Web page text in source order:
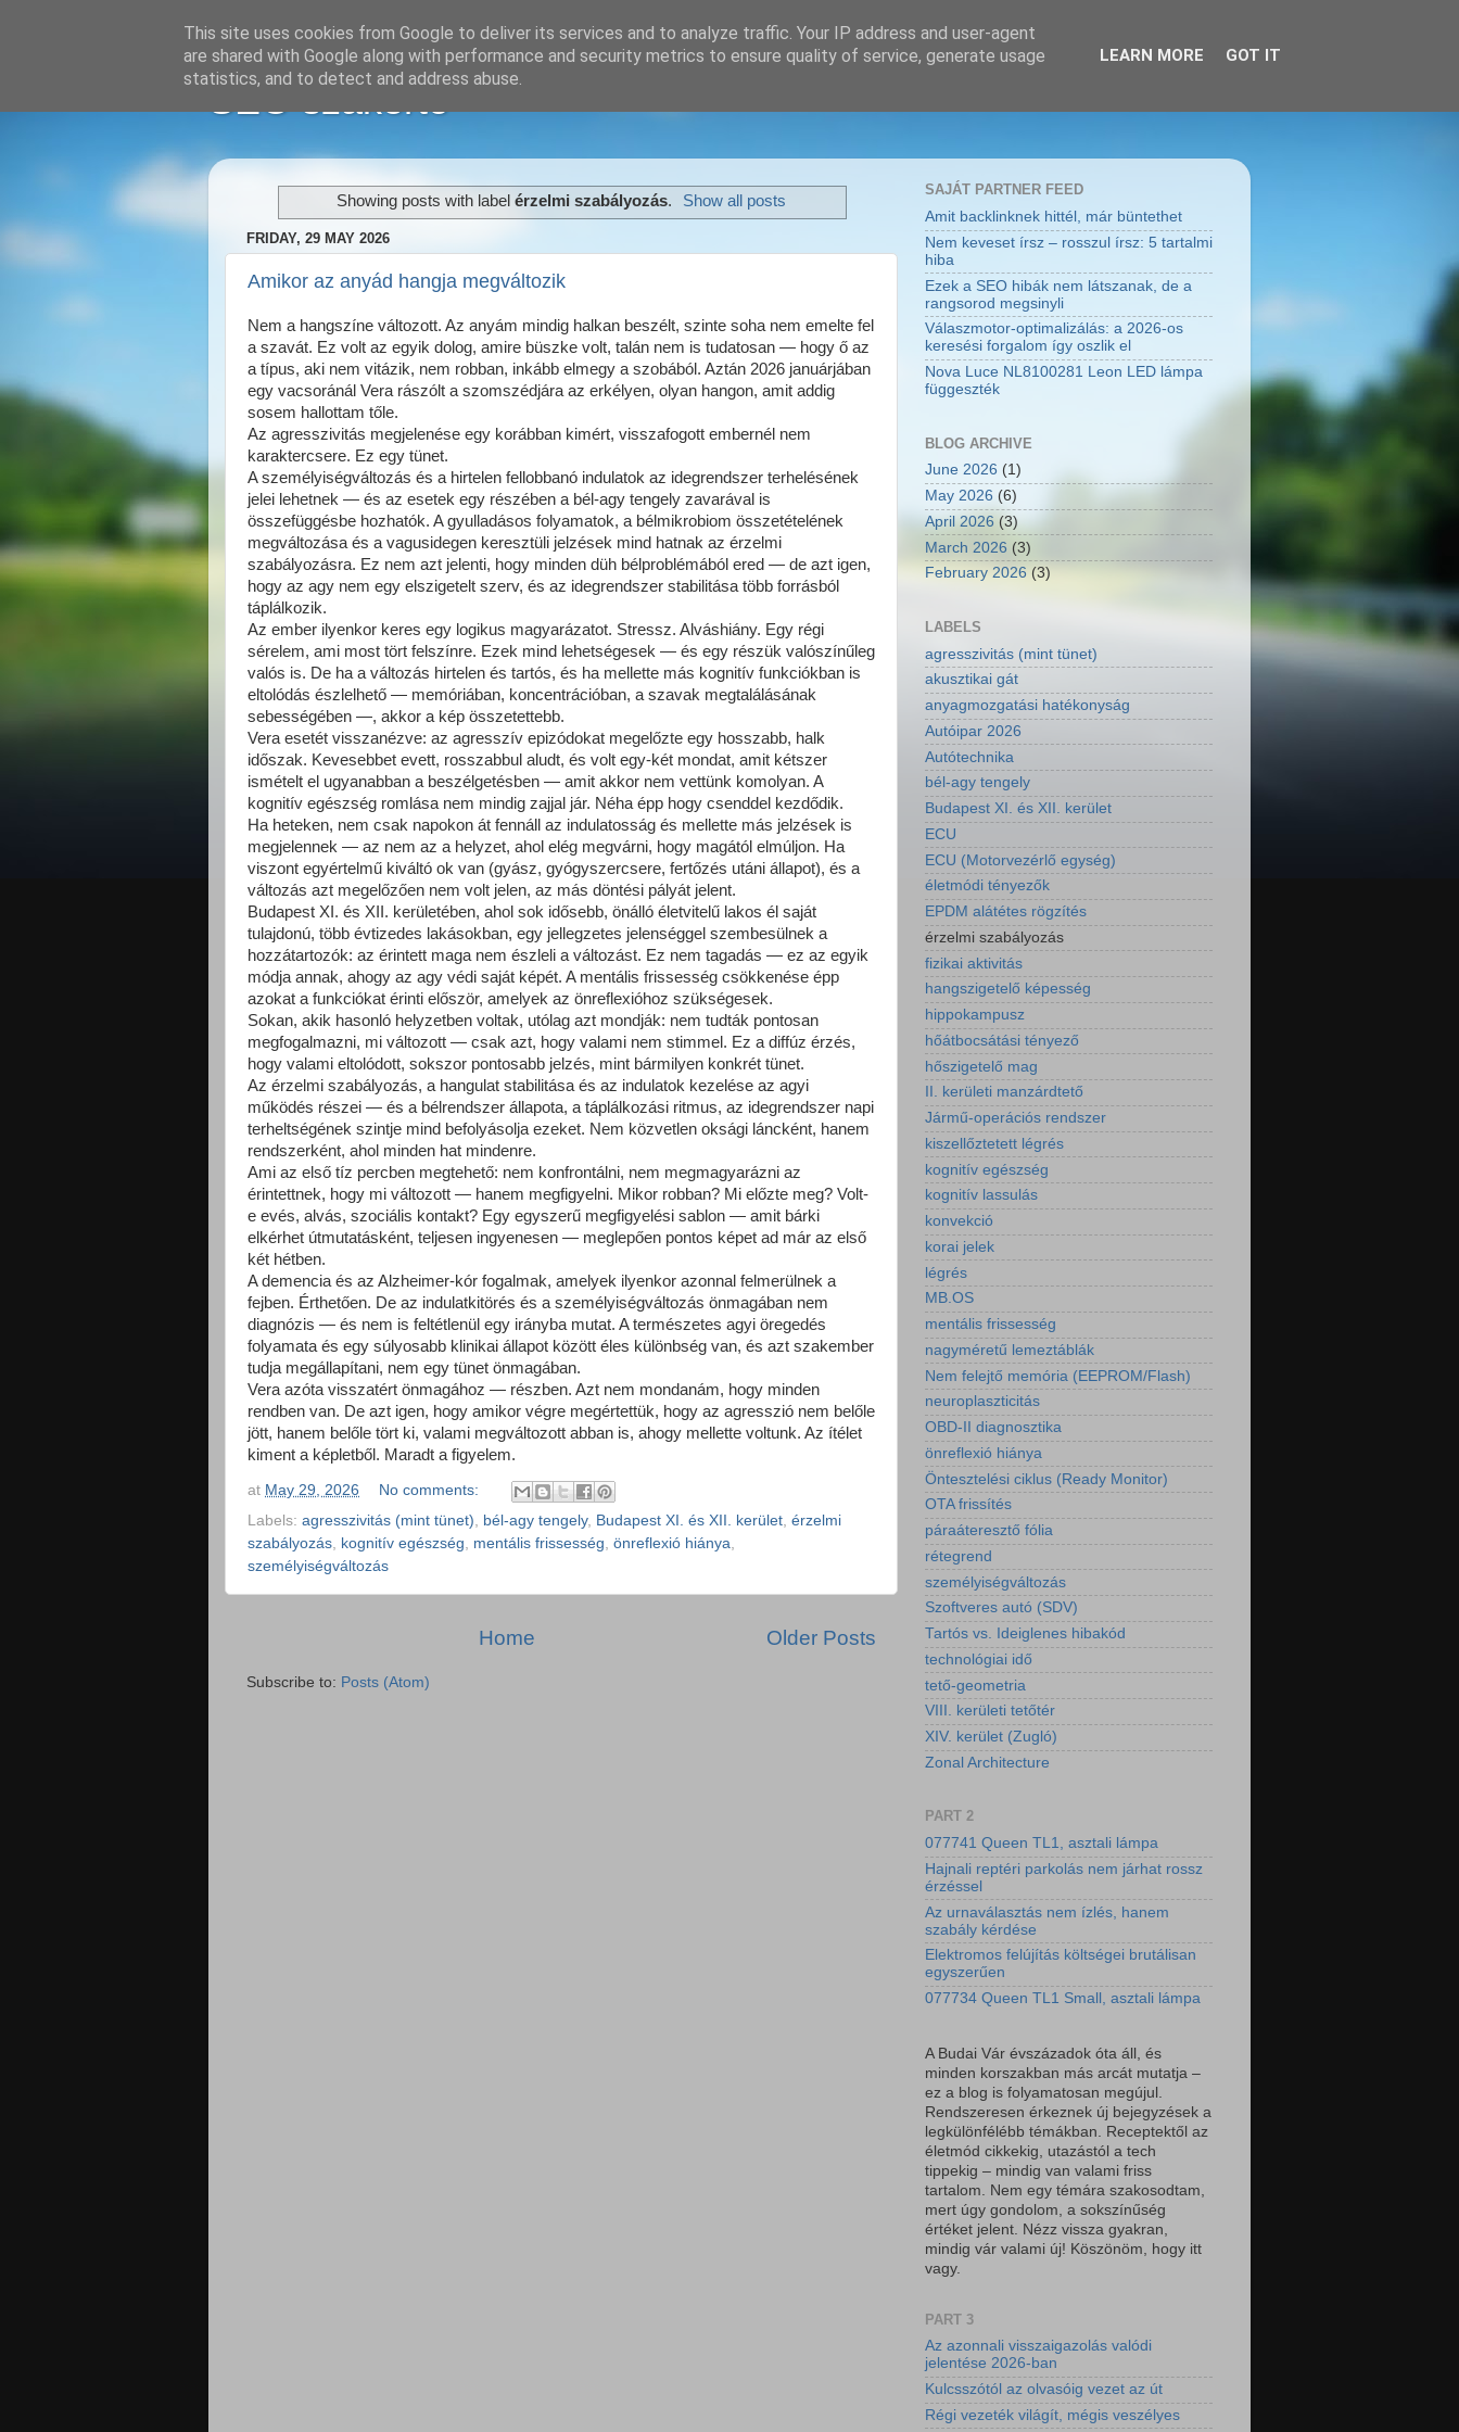
SEO szakértő
Showing posts with labelérzelmi szabályozás. Show all posts
FRIDAY, 29 MAY 2026
Amikor az anyád hangja megváltozik
Nem a hangszíne változott. Az anyám mindig halkan beszélt, szinte soha nem emelte fel
a szavát. Ez volt az egyik dolog, amire büszke volt, talán nem is tudatosan — hogy ő az
a típus, aki nem vitázik, nem robban, inkább elmegy a szobából. Aztán 2026 januárjában
egy vacsoránál Vera rászólt a szomszédjára az erkélyen, olyan hangon, amit addig
sosem hallottam tőle.
Az agresszivitás megjelenése egy korábban kimért, visszafogott embernél nem
karaktercsere. Ez egy tünet.
A személyiségváltozás és a hirtelen fellobbanó indulatok az idegrendszer terhelésének
jelei lehetnek — és az esetek egy részében a bél-agy tengely zavarával is
összefüggésbe hozhatók. A gyulladásos folyamatok, a bélmikrobiom összetételének
megváltozása és a vagusidegen keresztüli jelzések mind hatnak az érzelmi
szabályozásra. Ez nem azt jelenti, hogy minden düh bélproblémából ered — de azt igen,
hogy az agy nem egy elszigetelt szerv, és az idegrendszer stabilitása több forrásból
táplálkozik.
Az ember ilyenkor keres egy logikus magyarázatot. Stressz. Alváshiány. Egy régi
sérelem, ami most tört felszínre. Ezek mind lehetségesek — és egy részük valószínűleg
valós is. De ha a változás hirtelen és tartós, és ha mellette más kognitív funkciókban is
eltolódás észlelhető — memóriában, koncentrációban, a szavak megtalálásának
sebességében —, akkor a kép összetettebb.
Vera esetét visszanézve: az agresszív epizódokat megelőzte egy hosszabb, halk
időszak. Kevesebbet evett, rosszabbul aludt, és volt egy-két mondat, amit kétszer
ismételt el ugyanabban a beszélgetésben — amit akkor nem vettünk komolyan. A
kognitív egészség romlása nem mindig zajjal jár. Néha épp hogy csenddel kezdődik.
Ha heteken, nem csak napokon át fennáll az indulatosság és mellette más jelzések is
megjelennek — az nem az a helyzet, ahol elég megvárni, hogy magától elmúljon. Ha
viszont egyértelmű kiváltó ok van (gyász, gyógyszercsere, fertőzés utáni állapot), és a
változás azt megelőzően nem volt jelen, az más döntési pályát jelent.
Budapest XI. és XII. kerületében, ahol sok idősebb, önálló életvitelű lakos él saját
tulajdonú, több évtizedes lakásokban, egy jellegzetes jelenséggel szembesülnek a
hozzátartozók: az érintett maga nem észleli a változást. Ez nem tagadás — ez az egyik
módja annak, ahogy az agy védi saját képét. A mentális frissesség csökkenése épp
azokat a funkciókat érinti először, amelyek az önreflexióhoz szükségesek.
Sokan, akik hasonló helyzetben voltak, utólag azt mondják: nem tudták pontosan
megfogalmazni, mi változott — csak azt, hogy valami nem stimmel. Ez a diffúz érzés,
hogy valami eltolódott, sokszor pontosabb jelzés, mint bármilyen konkrét tünet.
Az érzelmi szabályozás, a hangulat stabilitása és az indulatok kezelése az agyi
működés részei — és a bélrendszer állapota, a táplálkozási ritmus, az idegrendszer napi
terheltségének szintje mind befolyásolja ezeket. Nem közvetlen oksági láncként, hanem
rendszerként, ahol minden hat mindenre.
Ami az első tíz percben megtehető: nem konfrontálni, nem megmagyarázni az
érintettnek, hogy mi változott — hanem megfigyelni. Mikor robban? Mi előzte meg? Volt-
e evés, alvás, szociális kontakt? Egy egyszerű megfigyelési sablon — amit bárki
elkérhet útmutatásként, teljesen ingyenesen — meglepően pontos képet ad már az első
két hétben.
A demencia és az Alzheimer-kór fogalmak, amelyek ilyenkor azonnal felmerülnek a
fejben. Érthetően. De az indulatkitörés és a személyiségváltozás önmagában nem
diagnózis — és nem is feltétlenül egy irányba mutat. A természetes agyi öregedés
folyamata és egy súlyosabb klinikai állapot között éles különbség van, és azt szakember
tudja megállapítani, nem egy tünet önmagában.
Vera azóta visszatért önmagához — részben. Azt nem mondanám, hogy minden
rendben van. De azt igen, hogy amikor végre megértettük, hogy az agresszió nem belőle
jött, hanem belőle tört ki, valami megváltozott abban is, ahogy mellette voltunk. Az ítélet
kiment a képletből. Maradt a figyelem.
at May 29, 2026
No comments:
Labels: agresszivitás (mint tünet) bél-agy tengely, Budapest XI. és XII. kerület érzelmi
szabályozás
kognitív egészség mentális frissesség önreflexió hiánya
személyiségváltozás
Older Posts
Home
Subscribe to: Posts (Atom)
SAJÁT PARTNER FEED
Amit backlinknek hittél, már büntethet
Nem keveset írsz – rosszul írsz: 5 tartalmi
hiba
Ezek a SEO hibák nem látszanak, de a
rangsorod megsinyli
Válaszmotor-optimalizálás: a 2026-os
keresési forgalom így oszlik el
Nova Luce NL8100281 Leon LED lámpa
függeszték
BLOG ARCHIVE
June 2026 (1)
May 2026 (6)
April 2026 (3)
March 2026 (3)
February 2026 (3)
LABELS
agresszivitás (mint tünet)
akusztikai gát
anyagmozgatási hatékonyság
Autóipar 2026
Autótechnika
bél-agy tengely
Budapest XI. és XII. kerület
ECU
ECU (Motorvezérlő egység)
életmódi tényezők
EPDM alátétes rögzítés
érzelmi szabályozás
fizikai aktivitás
hangszigetelő képesség
hippokampusz
hőátbocsátási tényező
hőszigetelő mag
II. kerületi manzárdtető
Jármű-operációs rendszer
kiszellőztetett légrés
kognitív egészség
kognitív lassulás
konvekció
korai jelek
légrés
MB.OS
mentális frissesség
nagyméretű lemeztáblák
Nem felejtő memória (EEPROM/Flash)
neuroplaszticitás
OBD-II diagnosztika
önreflexió hiánya
Öntesztelési ciklus (Ready Monitor)
OTA frissítés
páraáteresztő fólia
rétegrend
személyiségváltozás
Szoftveres autó (SDV)
Tartós vs. Ideiglenes hibakód
technológiai idő
tető-geometria
VIII. kerületi tetőtér
XIV. kerület (Zugló)
Zonal Architecture
PART 2
077741 Queen TL1, asztali lámpa
Hajnali reptéri parkolás nem járhat rossz
érzéssel
Az urnaválasztás nem ízlés, hanem
szabály kérdése
Elektromos felújítás költségei brutálisan
egyszerűen
077734 Queen TL1 Small, asztali lámpa
A Budai Vár évszázadok óta áll, és
minden korszakban más arcát mutatja –
ez a blog is folyamatosan megújul.
Rendszeresen érkeznek új bejegyzések a
legkülönfélébb témákban. Receptektől az
életmód cikkekig, utazástól a tech
tippekig – mindig van valami friss
tartalom. Nem egy témára szakosodtam,
mert úgy gondolom, a sokszínűség
értéket jelent. Nézz vissza gyakran,
mindig vár valami új! Köszönöm, hogy itt
vagy.
PART 3
Az azonnali visszaigazolás valódi
jelentése 2026-ban
Kulcsszótól az olvasóig vezet az út
Régi vezeték világít, mégis veszélyes
This site uses cookies from Google to deliver its services and to analyze traffic. Your IP address and user-agent
are shared with Google along with performance and security metrics to ensure quality of service, generate usage
statistics, and to detect and address abuse.
LEARN MORE GOT IT